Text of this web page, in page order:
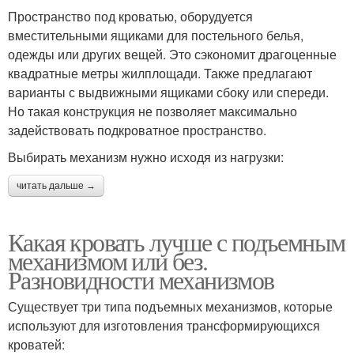
Пространство под кроватью, оборудуется
вместительными ящиками для постельного белья,
одежды или других вещей. Это сэкономит драгоценные
квадратные метры жилплощади. Также предлагают
варианты с выдвижными ящиками сбоку или спереди.
Но такая конструкция не позволяет максимально
задействовать подкроватное пространство.
Выбирать механизм нужно исходя из нагрузки:
читать дальше →
Какая кровать лучше с подъемным
механизмом или без.
Разновидности механизмов
Существует три типа подъемных механизмов, которые
используют для изготовления трансформирующихся
кроватей: